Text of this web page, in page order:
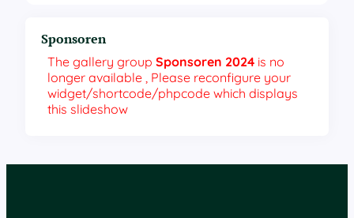
Sponsoren
The gallery group Sponsoren 2024 is no
longer available , Please reconfigure your
widget/shortcode/phpcode which displays
this slideshow